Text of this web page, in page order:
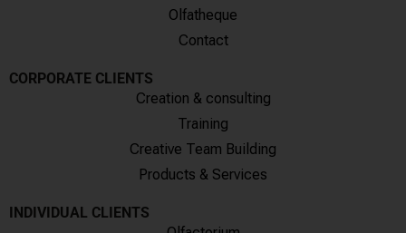
Olfatheque
Contact
CORPORATE CLIENTS
Creation & consulting
Training
Creative Team Building
Products & Services
INDIVIDUAL CLIENTS